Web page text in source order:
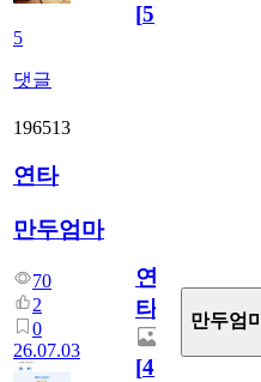
5
댓글
[5]
196513
연타
만두엄마
70
2
0
26.07.03
연
타
[4]
만두엄